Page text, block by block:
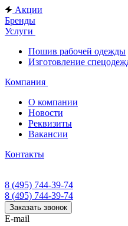
Акции
Бренды
Услуги
Пошив рабочей одежды
Изготовление
Компания
О компании
Новости
Реквизиты
Вакансии
Контакты
8 (495) 744-39-74
8 (495) 744-39-74
Заказать звонок
E-mail